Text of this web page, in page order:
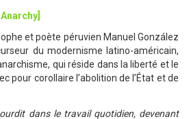
et poète péruvien Manuel González
du modernisme latino-américain,
qui réside dans la liberté et le
pour corollaire l’abolition de l’État et de
dans le travail quotidien, devenant